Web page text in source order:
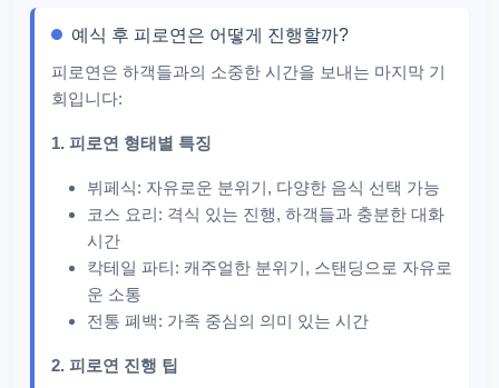
예식 후 피로연은 어떻게 진행할까?
피로연은 하객들과의 소중한 시간을 보내는 마지막 기
회입니다:
1. 피로연 형태별 특징
뷔페식: 자유로운 분위기, 다양한 음식 선택 가능
코스 요리: 격식 있는 진행, 하객들과 충분한 대화
시간
칵테일 파티: 캐주얼한 분위기, 스탠딩으로 자유로
운 소통
전통 폐백: 가족 중심의 의미 있는 시간
2. 피로연 진행 팁